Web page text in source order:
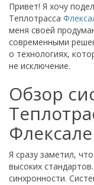
Привет! Я хочу
Теплотрасса
меня своей
современными
о технологиях,
не исключение.
Обзор
Я сразу заметил,
высоких
синхронности.